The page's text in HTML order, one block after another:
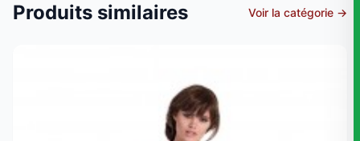
Produits similaires Voir la catégorie →